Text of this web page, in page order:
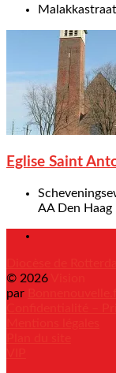
Eglise Saint
AA Den Haag
© 2026
par